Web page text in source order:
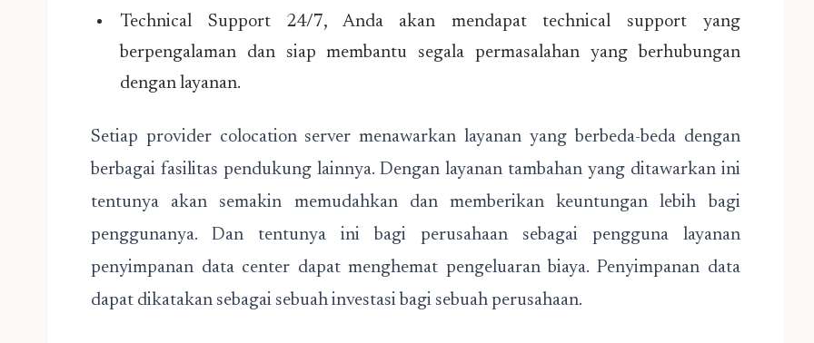
Technical Support 24/7, Anda akan mendapat technical support yang
berpengalaman dan siap membantu segala permasalahan yang berhubungan
dengan layanan.
Setiap provider colocation server menawarkan layanan yang berbeda-beda dengan
berbagai fasilitas pendukung lainnya. Dengan layanan tambahan yang ditawarkan ini
tentunya akan semakin memudahkan dan memberikan keuntungan lebih bagi
penggunanya. Dan tentunya ini bagi perusahaan sebagai pengguna layanan
penyimpanan data center dapat menghemat pengeluaran biaya. Penyimpanan data
dapat dikatakan sebagai sebuah investasi bagi sebuah perusahaan.